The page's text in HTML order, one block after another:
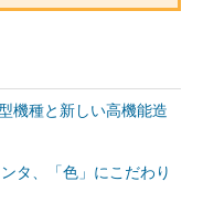
機種と新しい高機能造
タ、「色」にこだわり